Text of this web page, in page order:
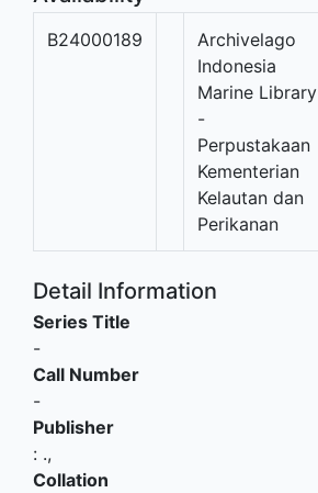
B24000189
Archivelago
Indonesia
Marine Library
-
Perpustakaan
Kementerian
Kelautan dan
Perikanan
Detail Information
Series Title
-
Call Number
-
Publisher
: .,
Collation